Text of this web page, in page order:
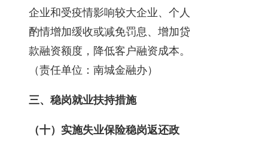
企业和受疫情影响较大企业、个人
酌情增加缓收或减免罚息、增加贷
款融资额度，降低客户融资成本。
（责任单位：南城金融办）
三、稳岗就业扶持措施
（十）实施失业保险稳岗返还政